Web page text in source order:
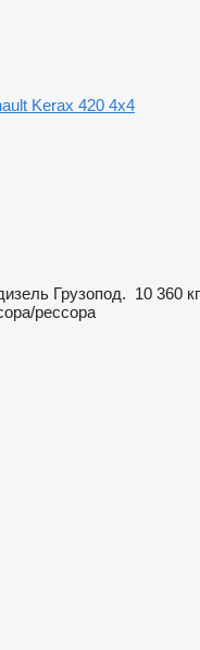
Kerax 420 4x4
Грузопод. 10 360 кг
рессора